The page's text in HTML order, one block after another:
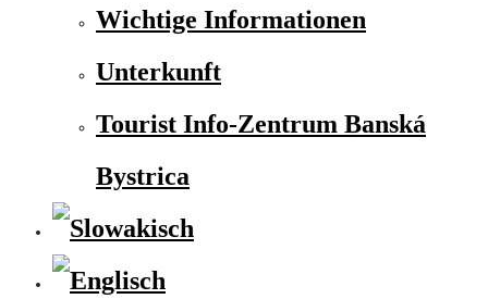
Wichtige Informationen
Unterkunft
Tourist Info-Zentrum Banská
Bystrica